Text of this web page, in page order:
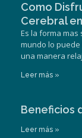
Como
Cerebral
Es la forma mas
mundo lo
una manera
Leer más »
Beneficios
Leer más »